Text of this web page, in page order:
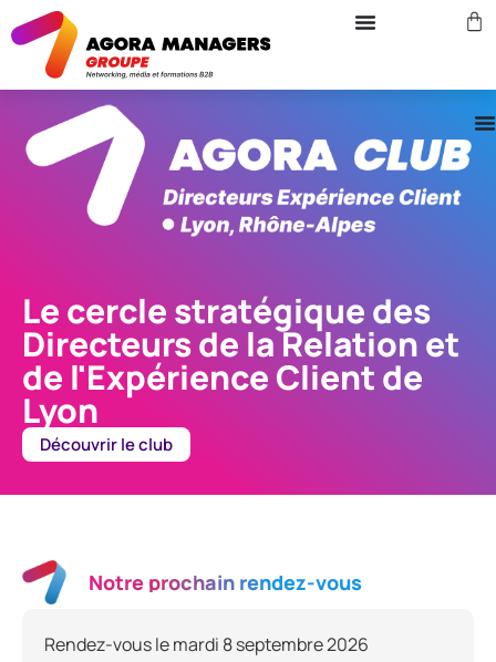
Le cercle stratégique des
Directeurs de la Relation et
de l'Expérience Client de
Lyon
Découvrir le club
Notre prochain rendez-vous
Rendez-vous le mardi 8 septembre 2026